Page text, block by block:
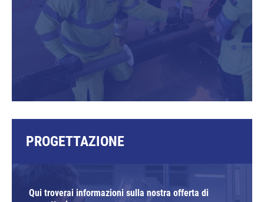
PROGETTAZIONE
Qui troverai informazioni sulla nostra offerta di